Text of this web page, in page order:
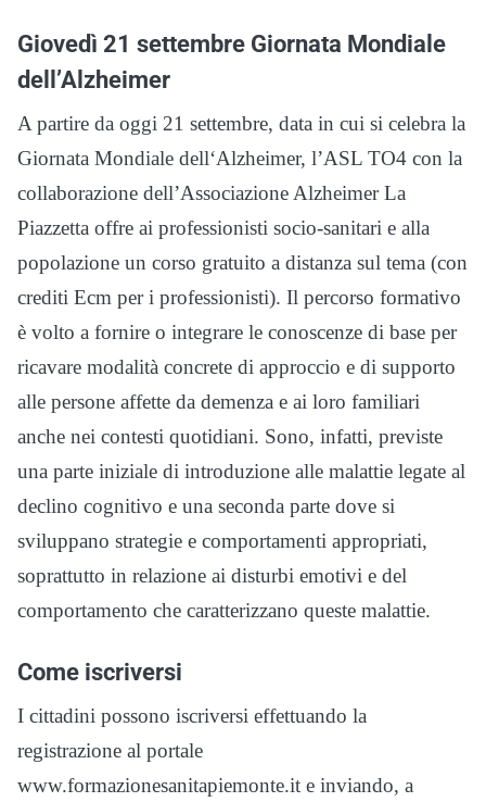
Giovedì 21 settembre Giornata Mondiale
dell’Alzheimer
A partire da oggi 21 settembre, data in cui si celebra la
Giornata Mondiale dell‘Alzheimer, l’ASL TO4 con la
collaborazione dell’Associazione Alzheimer La
Piazzetta offre ai professionisti socio-sanitari e alla
popolazione un corso gratuito a distanza sul tema (con
crediti Ecm per i professionisti). Il percorso formativo
è volto a fornire o integrare le conoscenze di base per
ricavare modalità concrete di approccio e di supporto
alle persone affette da demenza e ai loro familiari
anche nei contesti quotidiani. Sono, infatti, previste
una parte iniziale di introduzione alle malattie legate al
declino cognitivo e una seconda parte dove si
sviluppano strategie e comportamenti appropriati,
soprattutto in relazione ai disturbi emotivi e del
comportamento che caratterizzano queste malattie.
Come iscriversi
I cittadini possono iscriversi effettuando la
registrazione al portale
www.formazionesanitapiemonte.it e inviando, a